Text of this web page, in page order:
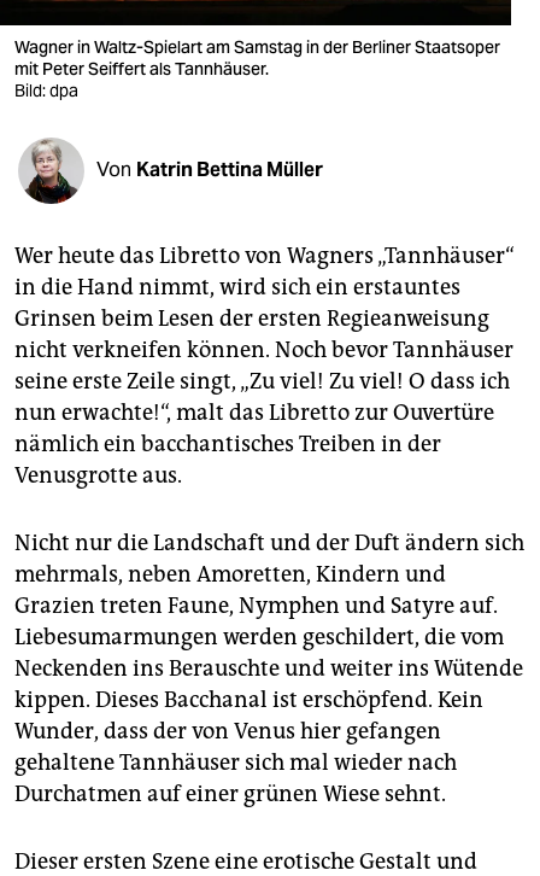
verlag
veranstaltungen
fragen & hilfe
abo
genossenschaft
epaper login
Wagner in Waltz-Spielart am Samstag in der Berliner Staatsoper
mit Peter Seiffert als Tannhäuser.
Bild: dpa
Von Katrin Bettina Müller
Wer heute das Libretto von Wagners „Tannhäuser“
in die Hand nimmt, wird sich ein erstauntes
Grinsen beim Lesen der ersten Regieanweisung
nicht verkneifen können. Noch bevor Tannhäuser
seine erste Zeile singt, „Zu viel! Zu viel! O dass ich
nun erwachte!“, malt das Libretto zur Ouvertüre
nämlich ein bacchantisches Treiben in der
Venusgrotte aus.
Nicht nur die Landschaft und der Duft ändern sich
mehrmals, neben Amoretten, Kindern und
Grazien treten Faune, Nymphen und Satyre auf.
Liebesumarmungen werden geschildert, die vom
Neckenden ins Berauschte und weiter ins Wütende
kippen. Dieses Bacchanal ist erschöpfend. Kein
Wunder, dass der von Venus hier gefangen
gehaltene Tannhäuser sich mal wieder nach
Durchatmen auf einer grünen Wiese sehnt.
Dieser ersten Szene eine erotische Gestalt und